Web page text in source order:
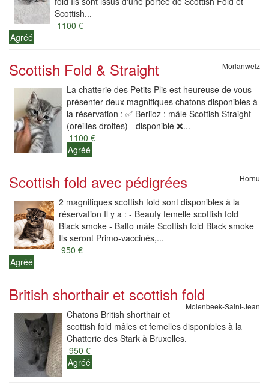
Scottish...
1100 €
Agréé
Scottish Fold & Straight Morlanwelz
La chatterie des Petits Plis est heureuse de vous
présenter deux magnifiques chatons disponibles à
la réservation : ✅ Berlioz : mâle Scottish Straight
(oreilles droites) - disponible ❌...
1100 €
Agréé
Scottish fold avec pédigrées Hornu
2 magnifiques scottish fold sont disponibles à la
réservation Il y a : - Beauty femelle scottish fold
Black smoke - Balto mâle Scottish fold Black smoke
Ils seront Primo-vaccinés,...
950 €
Agréé
British shorthair et scottish fold
Molenbeek-Saint-Jean
Chatons British shorthair et
scottish fold mâles et femelles disponibles à la
Chatterie des Stark à Bruxelles.
950 €
Agréé